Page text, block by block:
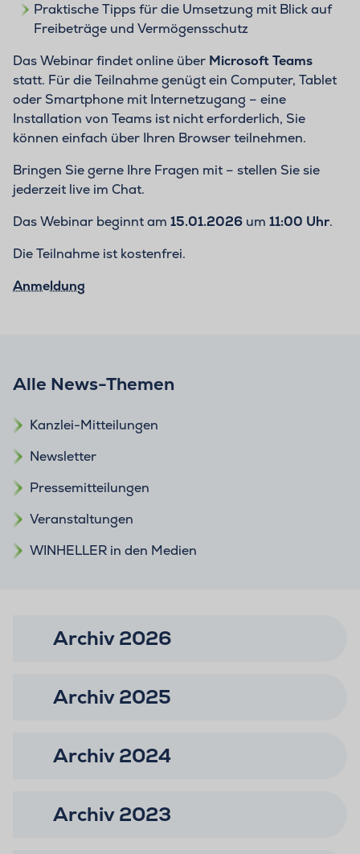
Praktische Tipps für die Umsetzung mit Blick auf
Freibeträge und Vermögensschutz
Das Webinar findet online über Microsoft Teams
statt. Für die Teilnahme genügt ein Computer, Tablet
oder Smartphone mit Internetzugang – eine
Installation von Teams ist nicht erforderlich, Sie
können einfach über Ihren Browser teilnehmen.
Bringen Sie gerne Ihre Fragen mit – stellen Sie sie
jederzeit live im Chat.
Das Webinar beginnt am 15.01.2026 um 11:00 Uhr.
Die Teilnahme ist kostenfrei.
Anmeldung
Alle News-Themen
Kanzlei-Mitteilungen
Newsletter
Pressemitteilungen
Veranstaltungen
WINHELLER in den Medien
Archiv 2026
Archiv 2025
Archiv 2024
Archiv 2023